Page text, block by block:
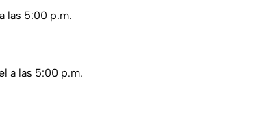
las 5:00 p.m.
a las 5:00 p.m.